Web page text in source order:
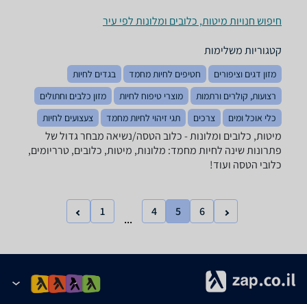
חיפוש חנויות מיטות, כלובים ומלונות לפי עיר
קטגוריות משלימות
מזון דגים וציפורים חטיפים לחיות מחמד
בגדים לחיות
רצועות, קולרים ורתמות
מוצרי טיפוח לחיות
מזון כלבים וחתולים
כלי אוכל ומים
צרכים תגי זיהוי לחיות מחמד צעצועים לחיות
מיטות, כלובים ומלונות - ‏כלוב הטסה/נשיאה מבחר גדול של
פתרונות שינה לחיות מחמד: מלונות, מיטות, כלובים, טרריומים,
כלובי הטסה ועוד!
1
...
4 5 6